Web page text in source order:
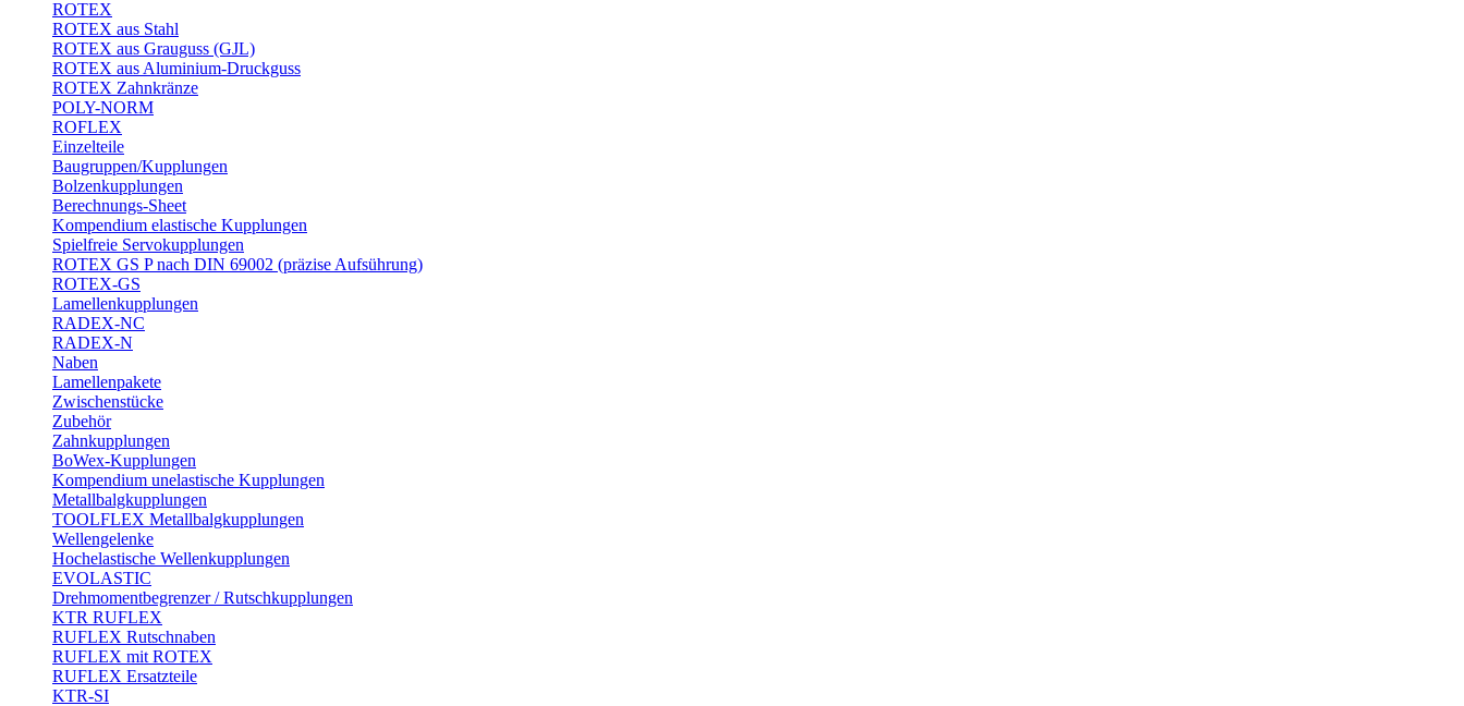
ROTEX
ROTEX aus Stahl
ROTEX aus Grauguss (GJL)
ROTEX aus Aluminium-Druckguss
ROTEX Zahnkränze
POLY-NORM
ROFLEX
Einzelteile
Baugruppen/Kupplungen
Bolzenkupplungen
Berechnungs-Sheet
Kompendium elastische Kupplungen
Spielfreie Servokupplungen
ROTEX GS P nach DIN 69002 (präzise Aufsührung)
ROTEX-GS
Lamellenkupplungen
RADEX-NC
RADEX-N
Naben
Lamellenpakete
Zwischenstücke
Zubehör
Zahnkupplungen
BoWex-Kupplungen
Kompendium unelastische Kupplungen
Metallbalgkupplungen
TOOLFLEX Metallbalgkupplungen
Wellengelenke
Hochelastische Wellenkupplungen
EVOLASTIC
Drehmomentbegrenzer / Rutschkupplungen
KTR RUFLEX
RUFLEX Rutschnaben
RUFLEX mit ROTEX
RUFLEX Ersatzteile
KTR-SI